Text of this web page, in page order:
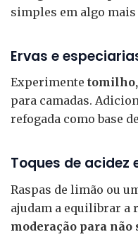
simples em algo
Ervas e
Experimente
para camadas.
refogada como base
Toques de acidez
Raspas de limão ou
ajudam a equilibrar a
moderação para não